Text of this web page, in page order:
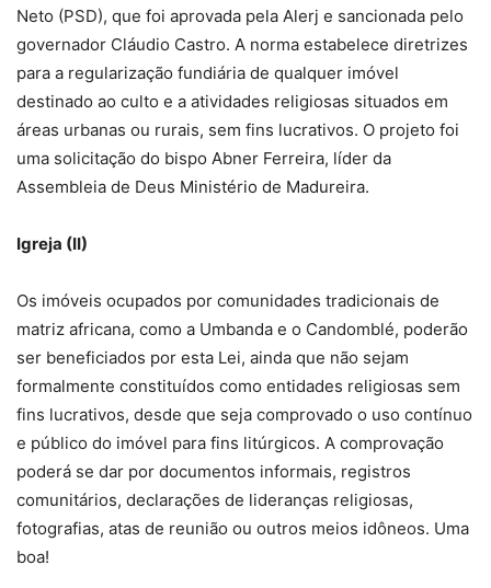
Neto (PSD), que foi aprovada pela Alerj e sancionada pelo
governador Cláudio Castro. A norma estabelece diretrizes
para a regularização fundiária de qualquer imóvel
destinado ao culto e a atividades religiosas situados em
áreas urbanas ou rurais, sem fins lucrativos. O projeto foi
uma solicitação do bispo Abner Ferreira, líder da
Assembleia de Deus Ministério de Madureira.
Igreja (II)
Os imóveis ocupados por comunidades tradicionais de
matriz africana, como a Umbanda e o Candomblé, poderão
ser beneficiados por esta Lei, ainda que não sejam
formalmente constituídos como entidades religiosas sem
fins lucrativos, desde que seja comprovado o uso contínuo
e público do imóvel para fins litúrgicos. A comprovação
poderá se dar por documentos informais, registros
comunitários, declarações de lideranças religiosas,
fotografias, atas de reunião ou outros meios idôneos. Uma
boa!